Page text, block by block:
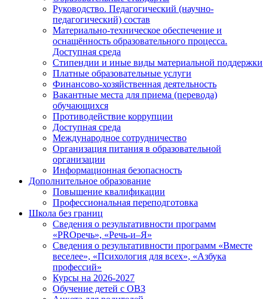
Руководство. Педагогический (научно-
педагогический) состав
Материально-техническое обеспечение и
оснащённость образовательного процесса.
Доступная среда
Стипендии и иные виды материальной поддержки
Платные образовательные услуги
Финансово-хозяйственная деятельность
Вакантные места для приема (перевода)
обучающихся
Противодействие коррупции
Доступная среда
Международное сотрудничество
Организация питания в образовательной
организации
Информационная безопасность
Дополнительное образование
Повышение квалификации
Профессиональная переподготовка
Школа без границ
Сведения о результативности программ
«PROречь», «Речь-и–Я»
Сведения о результативности программ «Вместе
веселее», «Психология для всех», «Азбука
профессий»
Курсы на 2026-2027
Обучение детей с ОВЗ